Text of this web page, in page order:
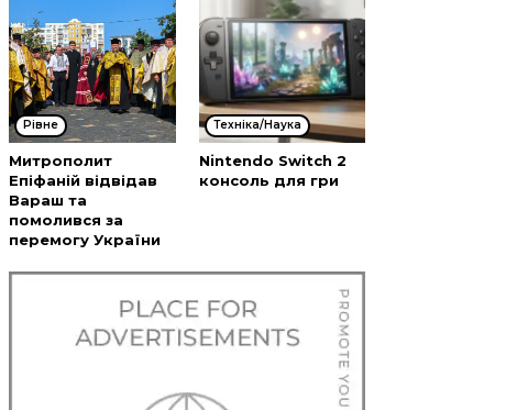
Рівне
Митрополит
Епіфаній відвідав
Вараш та
помолився за
перемогу України
Техніка/Наука
Nintendo Switch 2
консоль для гри